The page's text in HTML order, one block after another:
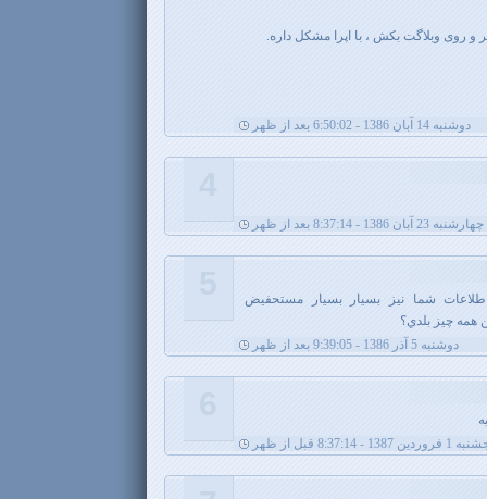
روی وبلاگت بکش ، با اپرا مشکل داره.
دوشنبه 14 آبان 1386 - 6:50:02 بعد از ظهر
چهارشنبه 23 آبان 1386 - 8:37:14 بعد از ظهر
شما نيز بسيار بسيار مستحفيض
همه چيز بلدي؟
دوشنبه 5 آذر 1386 - 9:39:05 بعد از ظهر
1387 - 8:37:14 قبل از ظهر